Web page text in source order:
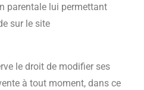
parentale lui permettant
sur le site
le droit de modifier ses
à tout moment, dans ce